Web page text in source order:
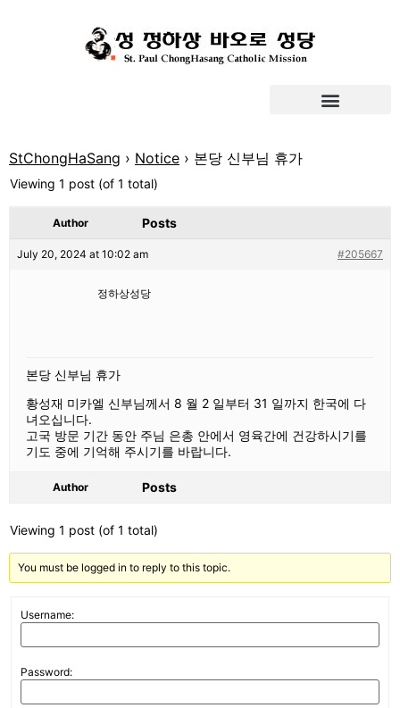
StChongHaSang › Notice › 본당 신부님 휴가
Viewing 1 post (of 1 total)
Author Posts
July 20, 2024 at 10:02 am #205667
정하상성당
본당 신부님 휴가
황성재 미카엘 신부님께서 8 월 2 일부터 31 일까지 한국에 다
녀오십니다.
고국 방문 기간 동안 주님 은총 안에서 영육간에 건강하시기를
기도 중에 기억해 주시기를 바랍니다.
Author Posts
Viewing 1 post (of 1 total)
You must be logged in to reply to this topic.
Username:
Password: